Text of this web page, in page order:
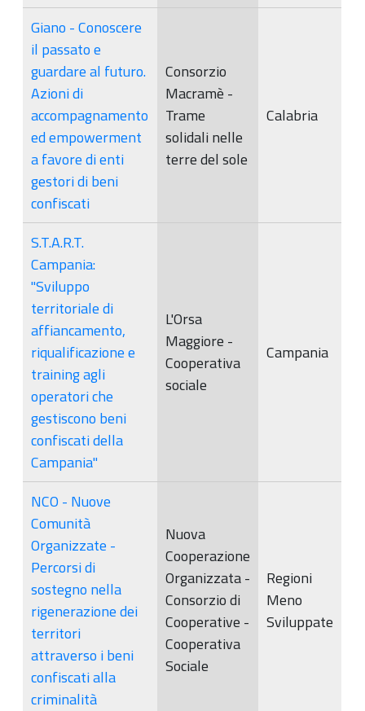
Giano - Conoscere
il passato e
guardare al futuro.
Azioni di
accompagnamento
ed empowerment
a favore di enti
gestori di beni
confiscati
Consorzio
Macramè -
Trame
solidali nelle
terre del sole
Calabria
S.T.A.R.T.
Campania:
"Sviluppo
territoriale di
affiancamento,
riqualificazione e
training agli
operatori che
gestiscono beni
confiscati della
Campania"
L'Orsa
Maggiore -
Cooperativa
sociale
Campania
NCO - Nuove
Comunità
Organizzate -
Percorsi di
sostegno nella
rigenerazione dei
territori
attraverso i beni
confiscati alla
criminalità
Nuova
Cooperazione
Organizzata -
Consorzio di
Cooperative -
Cooperativa
Sociale
Regioni
Meno
Sviluppate